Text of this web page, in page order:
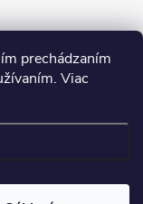
prechádzaním
Viac
práva vyhradené.